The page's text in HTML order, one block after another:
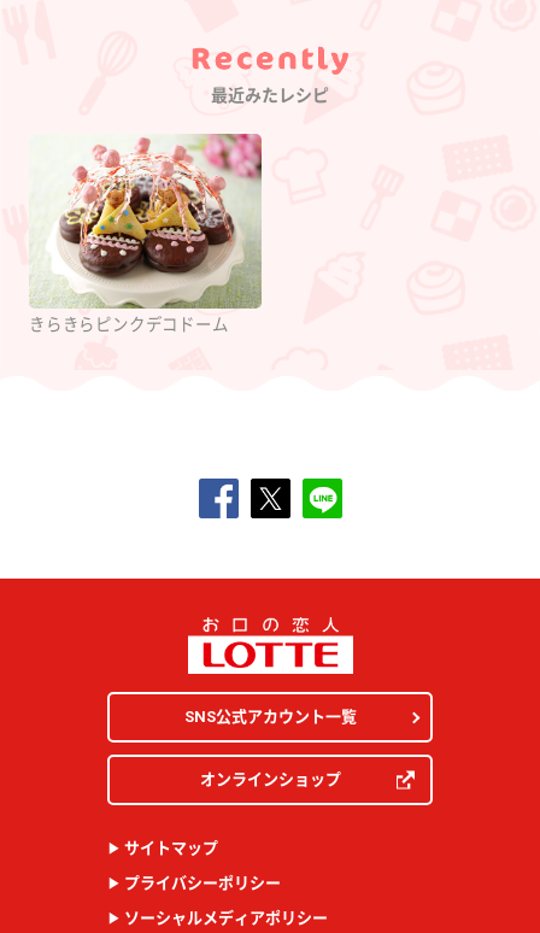
Category
最近みたレシピ
きらきらピンクデコドーム
SNS公式アカウント一覧
オンラインショップ
サイトマップ
プライバシーポリシー
ソーシャルメディアポリシー